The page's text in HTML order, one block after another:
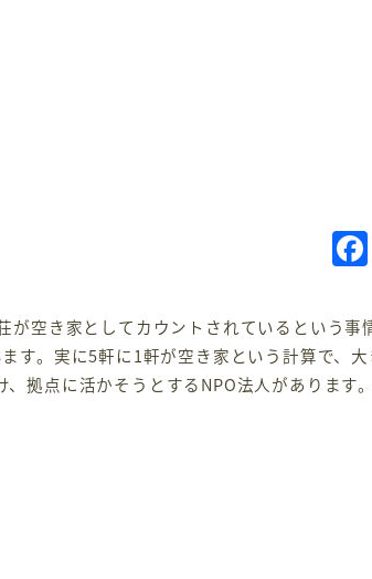
空き家としてカウントされているという事
す。実に5軒に1軒が空き家という計算で、大
拠点に活かそうとするNPO法人があります